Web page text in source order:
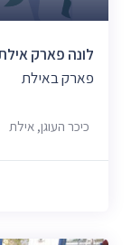
לונה פארק
פארק באילת
כיכר העוגן, אילת